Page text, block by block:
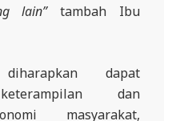
lain”tambah Ibu
dapat
dan
masyarakat,